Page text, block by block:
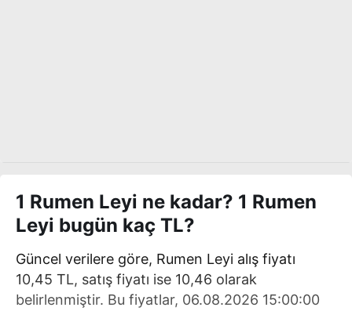
1 Rumen Leyi ne kadar? 1 Rumen
Leyi bugün kaç TL?
Güncel verilere göre, Rumen Leyi alış fiyatı
10,45 TL, satış fiyatı ise 10,46 olarak
belirlenmiştir. Bu fiyatlar, 06.08.2026 15:00:00